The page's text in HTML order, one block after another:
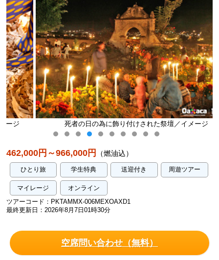
死者の日の為に飾り付けされた祭壇／イメージ
462,000円～966,000円 （燃油込）
ひとり旅 学生特典 送迎付き 周遊ツアー
マイレージ
オンライン
ツアーコード：PKTAMMX-006MEXOAXD1
最終更新日：2026年8月7日01時30分
空席問い合わせ（無料）